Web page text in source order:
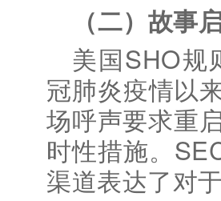
（二）故事
美国 SHO规
冠肺炎疫情以
场呼声要求重
时性措施。
渠道表达了对